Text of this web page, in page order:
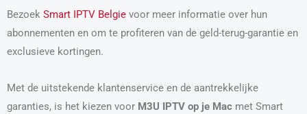
Bezoek Smart IPTV Belgie voor meer informatie over hun
abonnementen en om te profiteren van de geld-terug-garantie en
exclusieve kortingen.
Met de uitstekende klantenservice en de aantrekkelijke
garanties, is het kiezen voor M3U IPTV op je Mac met Smart